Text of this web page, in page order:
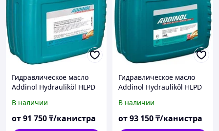
Гидравлическое масло
Addinol Hydrauliköl HLPD
В наличии
от91 750₸/канистра
Гидравлическое масло
Addinol Hydrauliköl HLPD
В наличии
от93 150₸/канистра